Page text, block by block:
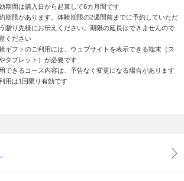
期間は購入日から起算して6カ月間です
期限があります。体験期限の2週間前までに予約していただ
贈り先様にお伝えください。期限の延長はできませんので
ください
ギフトのご利用には、ウェブサイトを表示できる端末（ス
タブレット）が必要です
できるコース内容は、予告なく変更になる場合があります
用は1回限り有効です